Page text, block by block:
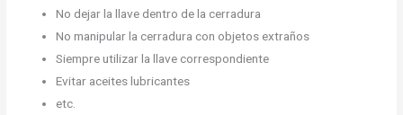
No dejar la llave dentro de la cerradura
No manipular la cerradura con objetos extraños
Siempre utilizar la llave correspondiente
Evitar aceites lubricantes
etc.